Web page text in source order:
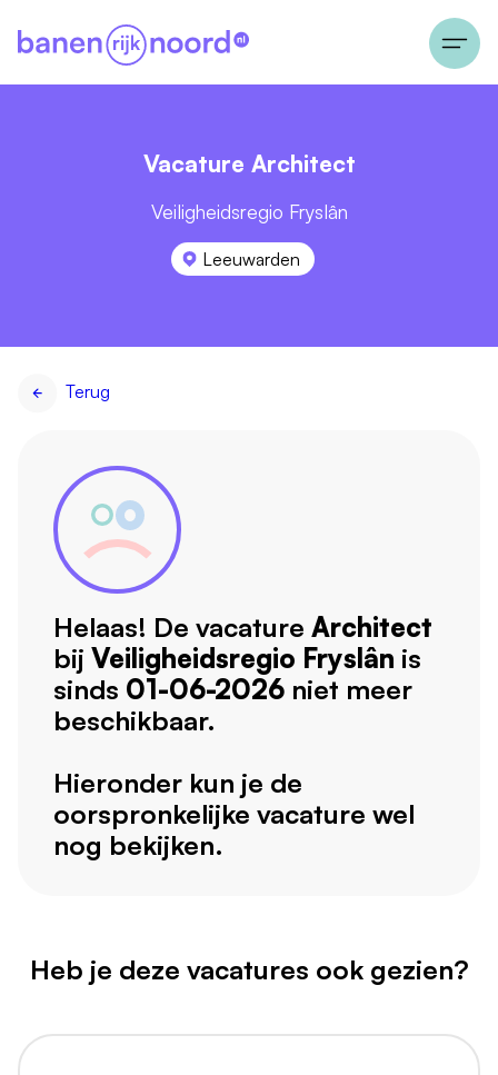
Vacature Architect
Veiligheidsregio Fryslân
Leeuwarden
Terug
Helaas! De vacature Architect
bij Veiligheidsregio Fryslân is
sinds 01-06-2026 niet meer
beschikbaar.
Hieronder kun je de
oorspronkelijke vacature wel
nog bekijken.
Heb je deze vacatures ook gezien?